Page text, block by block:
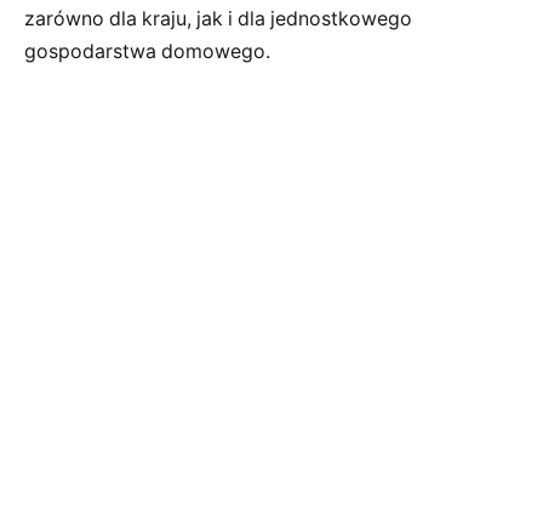
zarówno dla kraju, jak i dla jednostkowego
gospodarstwa domowego.